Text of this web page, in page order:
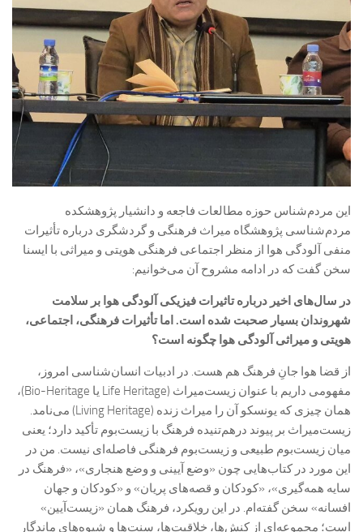
این مردم‌شناس حوزه مطالعات فاجعه و دانشیار پژوهشکده
مردم‌شناسی پژوهشگاه میراث فرهنگی و گردشگری درباره تأثیرات
منفی آلودگی هوا از منظر اجتماعی فرهنگی هویتی و میراثی با ایسنا
سخن گفت که در ادامه مشروح آن می‌خوانیم:
در سال‌های اخیر درباره تاثیرات فیزیکی آلودگی هوا بر سلامت
شهروندان بسیار صحبت شده است. اما تأثیرات فرهنگی، اجتماعی،
هویتی و میراثی آلودگی هوا چگونه است؟
از قضا هوا جانِ فرهنگ هم هست. در ادبیات انسان‌شناسی امروز،
مفهومی داریم با عنوان زیست‌میراث (Life Heritage یا Bio-Heritage)،
همان چیزی که یونسکو آن را میراث زنده (Living Heritage) می‌نامد.
زیست‌میراث بر پیوند درهم‌تنیده فرهنگ با زیست‌بوم تأکید دارد؛ یعنی
میان زیست‌بوم طبیعی و زیست‌بوم فرهنگی فاصله‌ای نیست. من در
این مورد در کتاب‌هایی چون «وضع آیینی و وضع هنجاری»، «فرهنگ در
سایه همه‌گیری»، «کودکان و قصه‌های پریان» و «کودکان و جهان
افسانه» سخن گفته‌ام. در این رویکرد، فرهنگ همان «زیست‌آیین»
است؛ مجموعه‌ای از کنش‌ها، خلاقیت‌ها، سنت‌ها و شیوه‌های ماندگار